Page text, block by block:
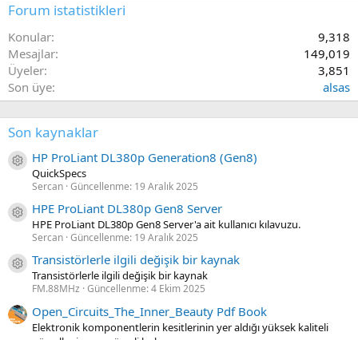
Forum istatistikleri
Konular
9,318
Mesajlar
149,019
Üyeler
3,851
Son üye
alsas
Son kaynaklar
Kaynak ikon/amblem
HP ProLiant DL380p Generation8 (Gen8)
QuickSpecs
Sercan Güncellenme: 19 Aralık 2025
Kaynak ikon/amblem
HPE ProLiant DL380p Gen8 Server
HPE ProLiant DL380p Gen8 Server'a ait kullanıcı kılavuzu.
Sercan Güncellenme: 19 Aralık 2025
Kaynak ikon/amblem
Transistörlerle ilgili değişik bir kaynak
Transistörlerle ilgili değişik bir kaynak
FM.88MHz Güncellenme:4 Ekim 2025
Open_Circuits_The_Inner_Beauty Pdf Book
Elektronik komponentlerin kesitlerinin yer aldığı yüksek kaliteli